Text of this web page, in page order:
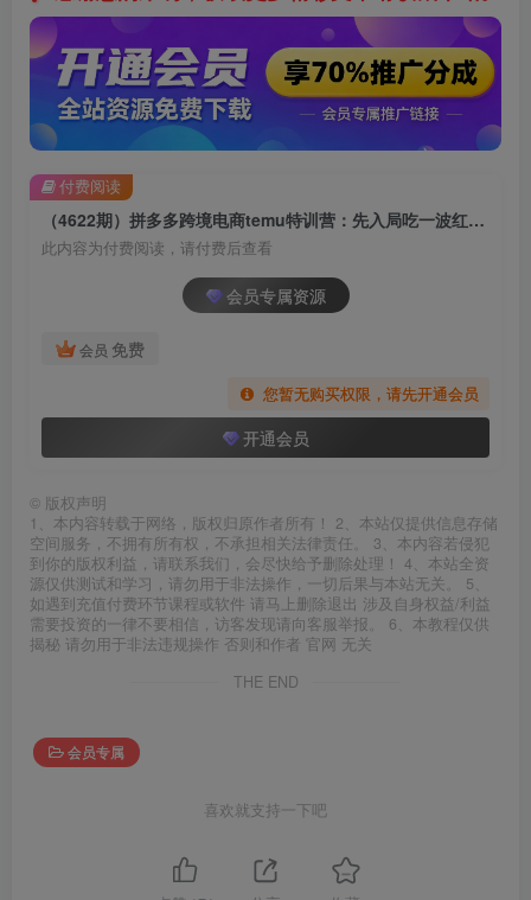
（4622期）拼多多跨境电商temu特训营：先入局吃一波红利，从0到1打造爆款，快速变现
此内容为付费阅读，请付费后查看
会员专属资源
会员 免费
您暂无购买权限，请先开通会员
开通会员
付费阅读
© 版权声明
1、本内容转载于网络，版权归原作者所有！ 2、本站仅提供信息存储
空间服务，不拥有所有权，不承担相关法律责任。 3、本内容若侵犯
到你的版权利益，请联系我们，会尽快给予删除处理！ 4、本站全资
源仅供测试和学习，请勿用于非法操作，一切后果与本站无关。 5、
如遇到充值付费环节课程或软件 请马上删除退出 涉及自身权益/利益
需要投资的一律不要相信，访客发现请向客服举报。 6、本教程仅供
揭秘 请勿用于非法违规操作 否则和作者 官网 无关
THE END
会员专属
喜欢就支持一下吧